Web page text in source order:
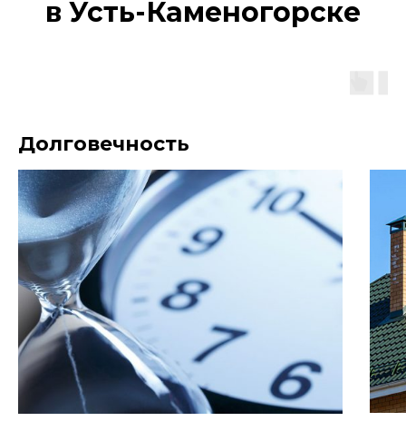
в Усть-Каменогорске
Долговечность